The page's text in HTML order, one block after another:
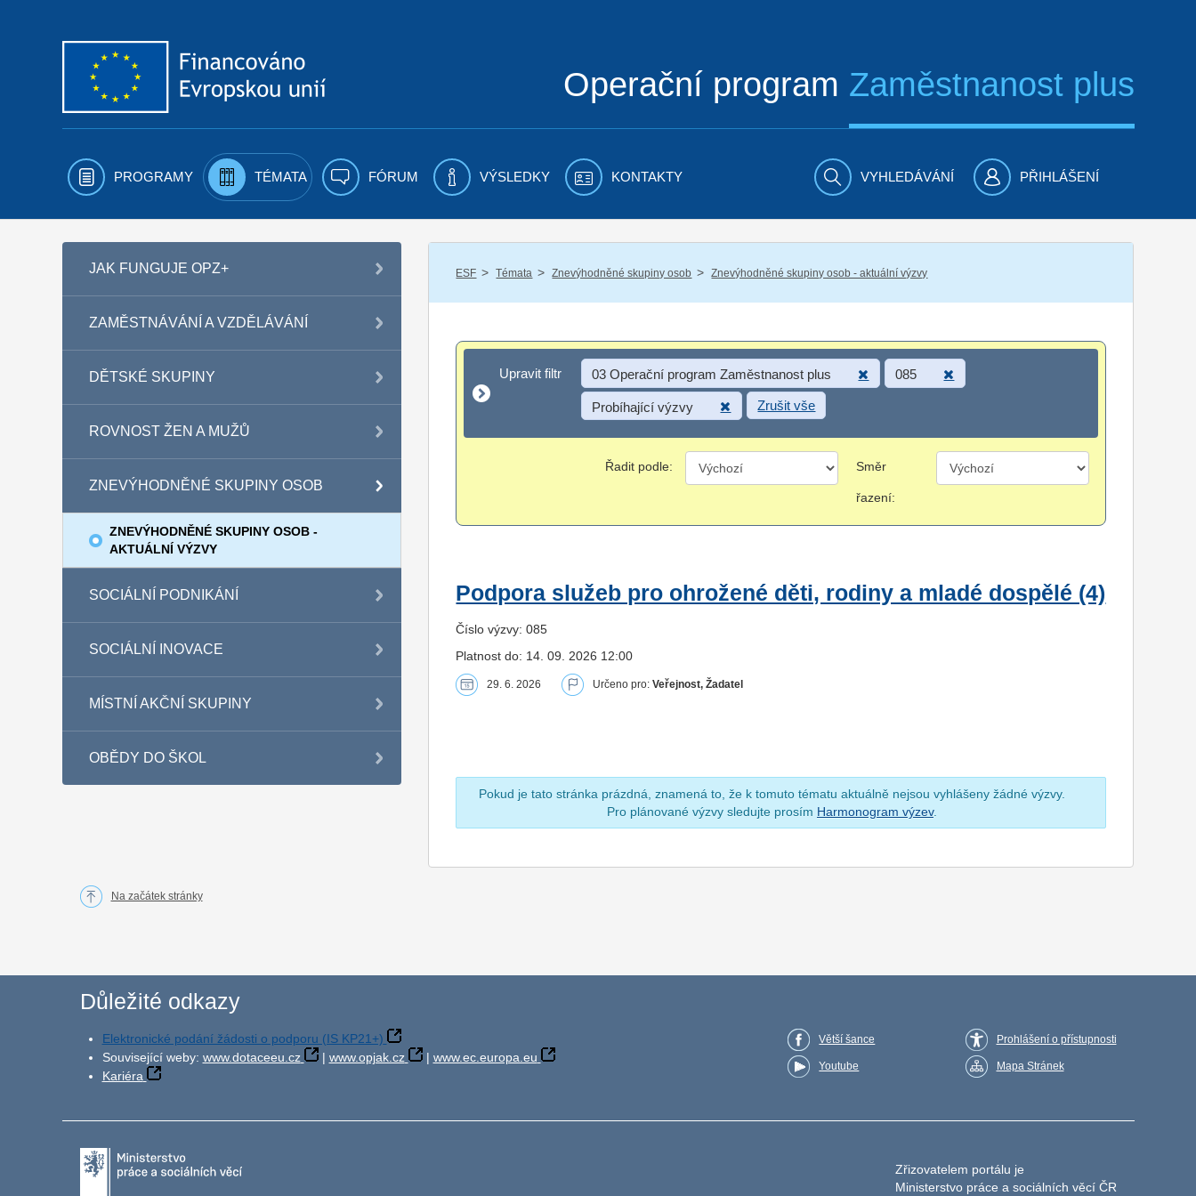
Operační program Zaměstnanost plus
PROGRAMY TÉMATA FÓRUM VÝSLEDKY KONTAKTY VYHLEDÁVÁNÍ PŘIHLÁŠENÍ
JAK FUNGUJE OPZ+
ZAMĚSTNÁVÁNÍ A VZDĚLÁVÁNÍ
DĚTSKÉ SKUPINY
ROVNOST ŽEN A MUŽŮ
ZNEVÝHODNĚNÉ SKUPINY OSOB
ZNEVÝHODNĚNÉ SKUPINY OSOB -
AKTUÁLNÍ VÝZVY
SOCIÁLNÍ PODNIKÁNÍ
SOCIÁLNÍ INOVACE
MÍSTNÍ AKČNÍ SKUPINY
OBĚDY DO ŠKOL
ESF / Témata / Znevýhodněné skupiny osob / Znevýhodněné skupiny osob - aktuální výzvy
Upravit filtr
Upravit filtr 03 Operační program Zaměstnanost plus 085
Probíhající výzvy Zrušit vše
Řadit podle: Směr
řazení:
Podpora služeb pro ohrožené děti, rodiny a mladé dospělé (4)
Číslo výzvy: 085
Platnost do: 14. 09. 2026 12:00
29. 6. 2026 Určeno pro:Veřejnost, Žadatel
Pokud je tato stránka prázdná, znamená to, že k tomuto tématu aktuálně nejsou vyhlášeny žádné výzvy.
Pro plánované výzvy sledujte prosím Harmonogram výzev.
Na začátek stránky
Důležité odkazy
Elektronické podání žádosti o podporu (IS KP21+)
Související weby: www.dotaceeu.cz | www.opjak.cz | www.ec.europa.eu
Kariéra
Větší šance
Youtube
Prohlášení o přístupnosti
Mapa Stránek
Zřizovatelem portálu je
Ministerstvo práce a sociálních věcí ČR